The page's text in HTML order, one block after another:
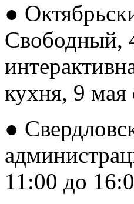
●
Свободный,
кухня, 9
●
11:00 до